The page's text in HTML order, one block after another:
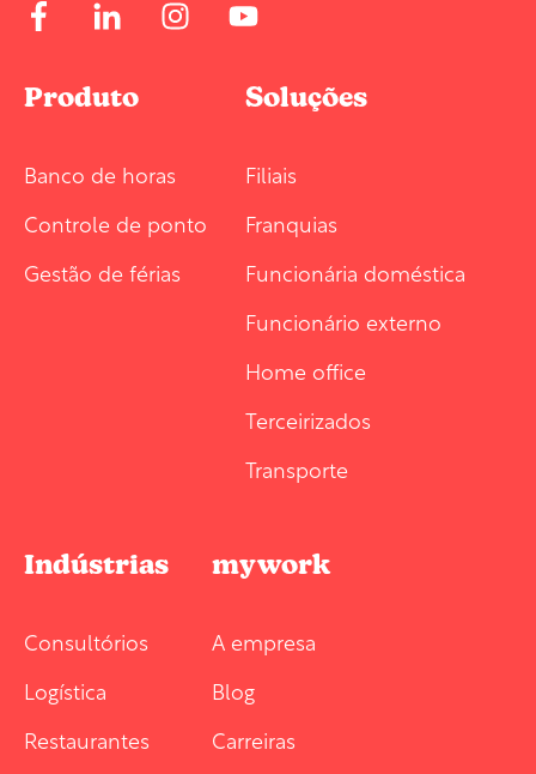
Produto
Banco de horas
Controle de ponto
Gestão de férias
Soluções
Filiais
Franquias
Funcionária doméstica
Funcionário externo
Home office
Terceirizados
Transporte
Indústrias
Consultórios
Logística
Restaurantes
mywork
A empresa
Blog
Carreiras